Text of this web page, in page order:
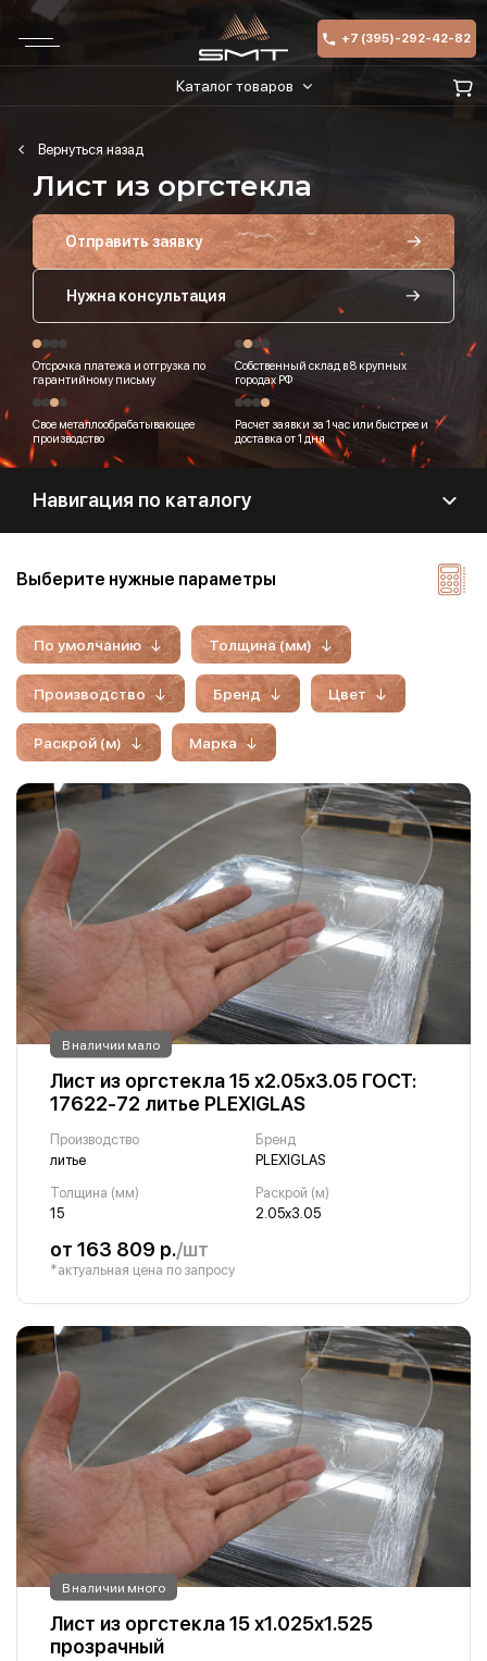
+7 (395)-292-42-82
Каталог товаров
Лист из оргстекла
Отправить заявку
Нужна консультация
Отсрочка платежа и отгрузка по
гарантийному письму
Собственный склад в 8 крупных
городах РФ
Свое металлообрабатывающее
производство
Расчет заявки за 1 час или быстрее и
доставка от 1 дня
Навигация по каталогу
Выберите нужные параметры
По умолчанию Толщина (мм)
Производство Бренд Цвет
Раскрой (м) Марка
В наличии мало
Лист из оргстекла 15 х2.05х3.05 ГОСТ:
17622-72 литье PLEXIGLAS
Производство
литье
Бренд
PLEXIGLAS
Толщина (мм)
15
Раскрой (м)
2.05х3.05
от 163 809 р./шт
*актуальная цена по запросу
В наличии много
Лист из оргстекла 15 х1.025х1.525
прозрачный